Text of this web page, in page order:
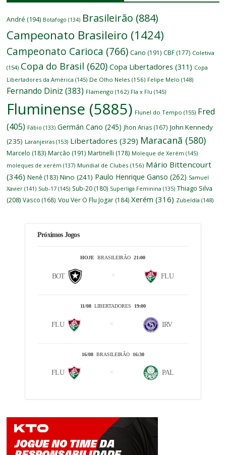
André (194) Botafogo (134) Brasileirão (884)
Campeonato Brasileiro (1424)
Campeonato Carioca (766) Cano (191) CBF (177) Coletiva
(154) Copa do Brasil (620) Copa Libertadores (311) Copa
Libertadores da América (145) De Olho Neles (156) Felipe Melo (148)
Fernando Diniz (383) Flamengo (162) Fla x Flu (145)
Fluminense (5885) Flunel do Tempo (155) Fred
(405) Fábio (133) Germán Cano (245) Jhon Arias (167) John Kennedy
(235) Laranjeiras (153) Libertadores (329) Maracanã (580)
Marcelo (183) Marcão (191) Martinelli (178) Moleque de Xerém (145)
moleques de xerém (137) Mundial de Clubes (156) Mário Bittencourt
(346) Nenê (183) Nino (241) Paulo Henrique Ganso (262) Samuel
Xavier (141) Sub-17 (145) Sub-20 (180) Superliga Feminina (135) Thiago Silva
(208) Vasco (168) Vou Ver O Flu Jogar (184) Xerém (316) Zubeldía (148)
Próximos Jogos
HOJE BRASILEIRÃO21:00
BOT FLU
11/08LIBERTADORES 19:00
FLU IRV
16/08BRASILEIRÃO 16:30
FLU PAL